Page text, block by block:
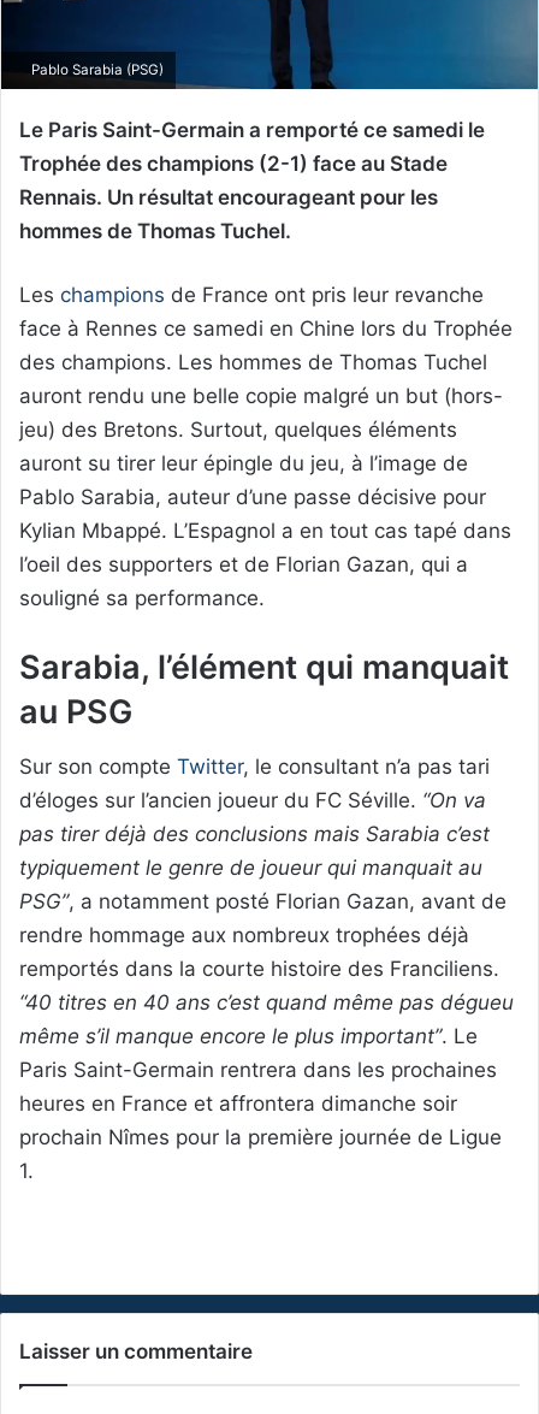
Pablo Sarabia (PSG)
Le Paris Saint-Germain a remporté ce samedi le
Trophée des champions (2-1) face au Stade
Rennais. Un résultat encourageant pour les
hommes de Thomas Tuchel.
Les champions de France ont pris leur revanche
face à Rennes ce samedi en Chine lors du Trophée
des champions. Les hommes de Thomas Tuchel
auront rendu une belle copie malgré un but (hors-
jeu) des Bretons. Surtout, quelques éléments
auront su tirer leur épingle du jeu, à l’image de
Pablo Sarabia, auteur d’une passe décisive pour
Kylian Mbappé. L’Espagnol a en tout cas tapé dans
l’oeil des supporters et de Florian Gazan, qui a
souligné sa performance.
Sarabia, l’élément qui manquait
au PSG
Sur son compte Twitter, le consultant n’a pas tari
d’éloges sur l’ancien joueur du FC Séville. “On va
pas tirer déjà des conclusions mais Sarabia c’est
typiquement le genre de joueur qui manquait au
PSG”, a notamment posté Florian Gazan, avant de
rendre hommage aux nombreux trophées déjà
remportés dans la courte histoire des Franciliens.
“40 titres en 40 ans c’est quand même pas dégueu
même s’il manque encore le plus important”. Le
Paris Saint-Germain rentrera dans les prochaines
heures en France et affrontera dimanche soir
prochain Nîmes pour la première journée de Ligue
1.
Laisser un commentaire